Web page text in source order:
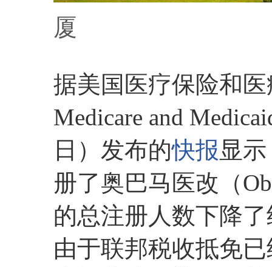
厦
据美国医疗保险和医
Medicare and
日）发布的快报显
册了奥巴马医改（
的总注册人数下降了
由于联邦税收抵免